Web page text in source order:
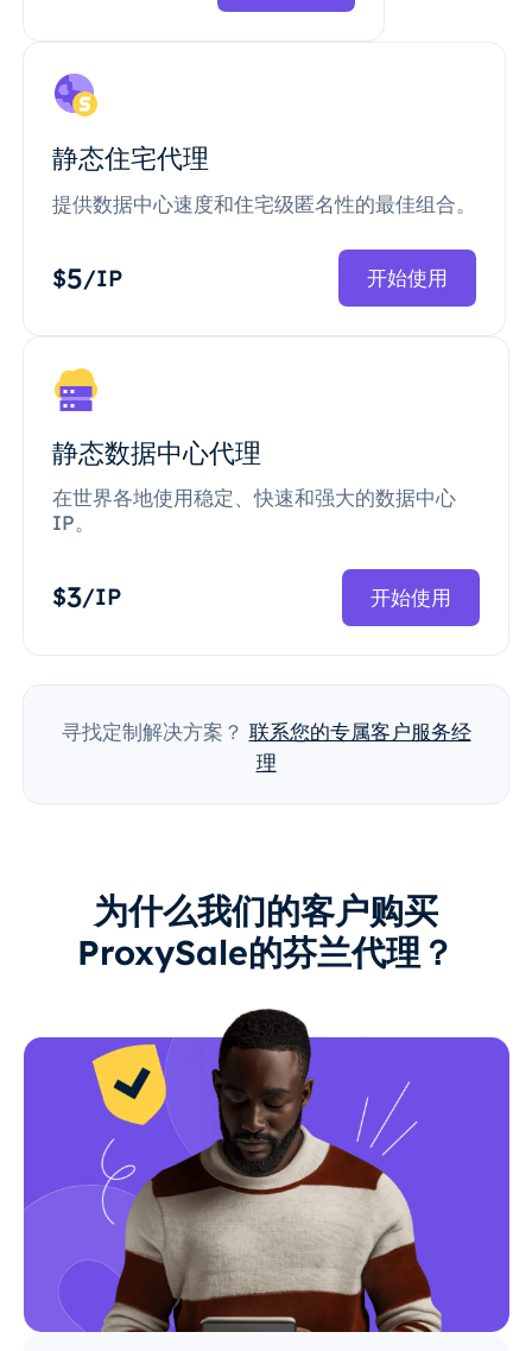
静态住宅代理
提供数据中心速度和住宅级匿名性的最佳组合。
$5/IP 开始使用
静态数据中心代理
在世界各地使用稳定、快速和强大的数据中心
IP。
$3/IP 开始使用
寻找定制解决方案？ 联系您的专属客户服务经
理
为什么我们的客户购买
ProxySale的芬兰代理？